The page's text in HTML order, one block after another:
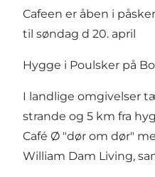
Cafeen er åben i
til søndag d 20. april
Hygge i Poulsker på
I landlige omgivelser
strande og 5 km fra
Café Ø "dør om dør"
William Dam Living,